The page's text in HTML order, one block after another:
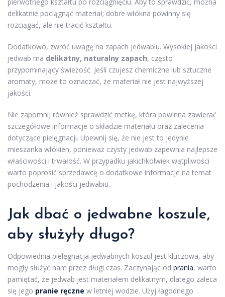
delikatnie pociągnąć materiał; dobre włókna powinny się
rozciągać, ale nie tracić kształtu.
Dodatkowo, zwróć uwagę na zapach jedwabiu. Wysokiej jakości
jedwab ma delikatny, naturalny zapach, często
przypominający świeżość. Jeśli czujesz chemiczne lub sztuczne
aromaty, może to oznaczać, że materiał nie jest najwyższej
jakości.
Nie zapomnij również sprawdzić metkę, która powinna zawierać
szczegółowe informacje o składzie materiału oraz zalecenia
dotyczące pielęgnacji. Upewnij się, że nie jest to jedynie
mieszanka włókien, ponieważ czysty jedwab zapewnia najlepsze
właściwości i trwałość. W przypadku jakichkolwiek wątpliwości
warto poprosić sprzedawcę o dodatkowe informacje na temat
pochodzenia i jakości jedwabiu.
Jak dbać o jedwabne koszule,
aby służyły długo?
Odpowiednia pielęgnacja jedwabnych koszul jest kluczowa, aby
mogły służyć nam przez długi czas. Zaczynając od prania, warto
pamiętać, że jedwab jest materiałem delikatnym, dlatego zaleca
się jego pranie ręczne w letniej wodzie. Użyj łagodnego